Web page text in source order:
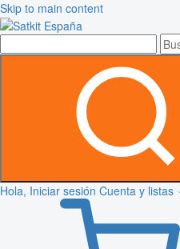
Skip to main content
Hola, Iniciar sesión Cuenta y listas